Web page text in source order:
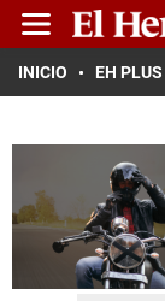
INICIO EH PLUS